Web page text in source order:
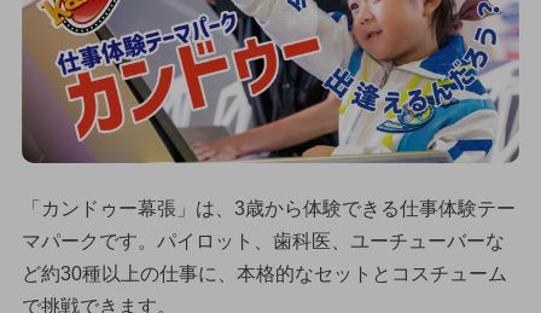
「カンドゥー幕張」は、3歳から体験できる仕事体験テー
マパークです。パイロット、歯科医、ユーチューバーな
ど約30種以上の仕事に、本格的なセットとコスチューム
で挑戦できます。